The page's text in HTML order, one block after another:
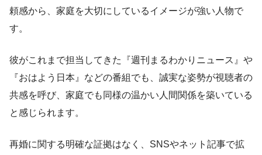
頼感から、家庭を大切にしているイメージが強い人物で
す。
彼がこれまで担当してきた『週刊まるわかりニュース』や
『おはよう日本』などの番組でも、誠実な姿勢が視聴者の
共感を呼び、家庭でも同様の温かい人間関係を築いている
と感じられます。
再婚に関する明確な証拠はなく、SNSやネット記事で拡